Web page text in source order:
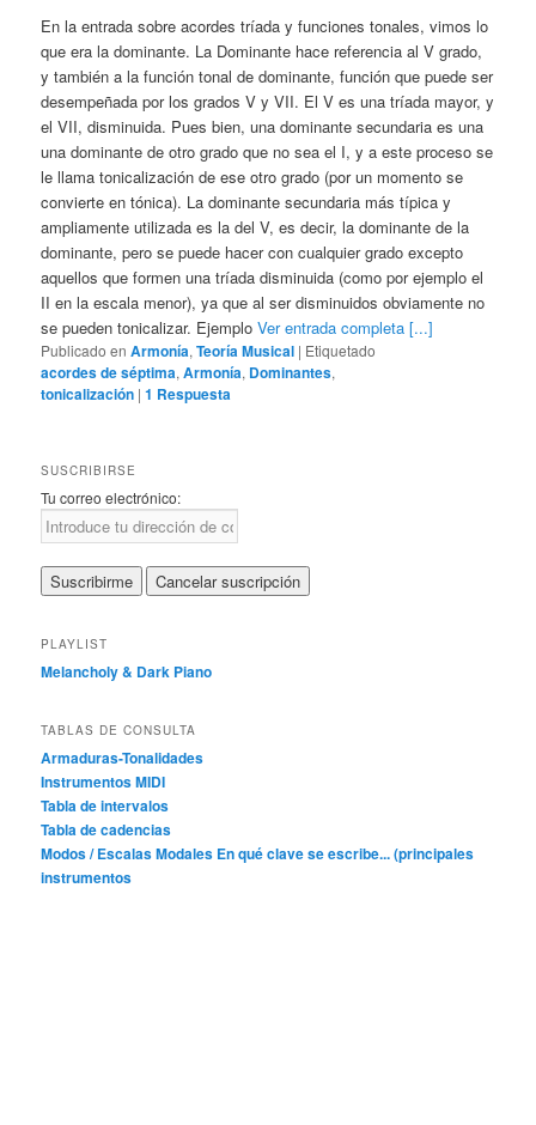
En la entrada sobre acordes tríada y funciones tonales, vimos lo
que era la dominante. La Dominante hace referencia al V grado,
y también a la función tonal de dominante, función que puede ser
desempeñada por los grados V y VII. El V es una tríada mayor, y
el VII, disminuida. Pues bien, una dominante secundaria es una
una dominante de otro grado que no sea el I, y a este proceso se
le llama tonicalización de ese otro grado (por un momento se
convierte en tónica). La dominante secundaria más típica y
ampliamente utilizada es la del V, es decir, la dominante de la
dominante, pero se puede hacer con cualquier grado excepto
aquellos que formen una tríada disminuida (como por ejemplo el
II en la escala menor), ya que al ser disminuidos obviamente no
se pueden tonicalizar. EjemploVer entrada completa [...]
Publicado en Armonía,Teoría Musical | Etiquetado
acordes de séptima,Armonía, Dominantes,
tonicalización |1 Respuesta
SUSCRIBIRSE
Tu correo electrónico:
PLAYLIST
Melancholy & Dark Piano
TABLAS DE CONSULTA
Armaduras-Tonalidades
Instrumentos MIDI
Tabla de intervalos
Tabla de cadencias
Modos / Escalas Modales En qué clave se escribe... (principales
instrumentos